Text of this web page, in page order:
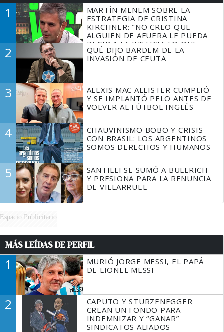
1
MARTÍN MENEM SOBRE LA
ESTRATEGIA DE CRISTINA
KIRCHNER: "NO CREO QUE
ALGUIEN DE AFUERA LE PUEDA
DECIR A LA JUSTICIA LO QUE
TIENE QUE HACER"
2
QUÉ DIJO BARDEM DE LA
INVASIÓN DE CEUTA
3
ALEXIS MAC ALLISTER CUMPLIÓ
Y SE IMPLANTÓ PELO ANTES DE
VOLVER AL FÚTBOL INGLÉS
4
CHAUVINISMO BOBO Y CRISIS
CON BRASIL: LOS ARGENTINOS
SOMOS DERECHOS Y HUMANOS
5
SANTILLI SE SUMÓ A BULLRICH
Y PRESIONA PARA LA RENUNCIA
DE VILLARRUEL
Espacio Publicitario
MÁS LEÍDAS DE PERFIL
1
MURIÓ JORGE MESSI, EL PAPÁ
DE LIONEL MESSI
2
CAPUTO Y STURZENEGGER
CREAN UN FONDO PARA
INDEMNIZAR Y “GANAR”
SINDICATOS ALIADOS